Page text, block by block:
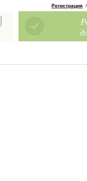
Регистрация /